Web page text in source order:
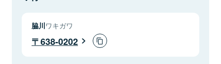
脇川ワキガワ
638-0202